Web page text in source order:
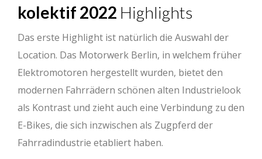
kolektif 2022 Highlights
Das erste Highlight ist natürlich die Auswahl der
Location. Das Motorwerk Berlin, in welchem früher
Elektromotoren hergestellt wurden, bietet den
modernen Fahrrädern schönen alten Industrielook
als Kontrast und zieht auch eine Verbindung zu den
E-Bikes, die sich inzwischen als Zugpferd der
Fahrradindustrie etabliert haben.